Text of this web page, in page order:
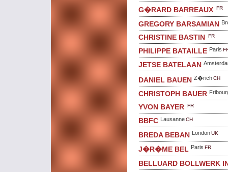
G�RARD BARREAUX FR
GREGORY BARSAMIAN
CHRISTINE BASTIN FR
PHILIPPE BATAILLE Paris
JETSE BATELAAN
DANIEL BAUEN Z�richCH
CHRISTOPH BAUER
YVON BAYER FR
BBFC LausanneCH
BREDA BEBAN LondonUK
J�R�ME BEL Paris FR
BELLUARD BOLLWERK